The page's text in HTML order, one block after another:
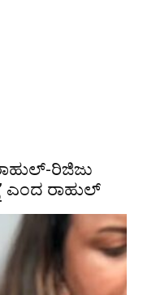
ರಿಜಿಜು
ಎಂದ ರಾಹುಲ್‌